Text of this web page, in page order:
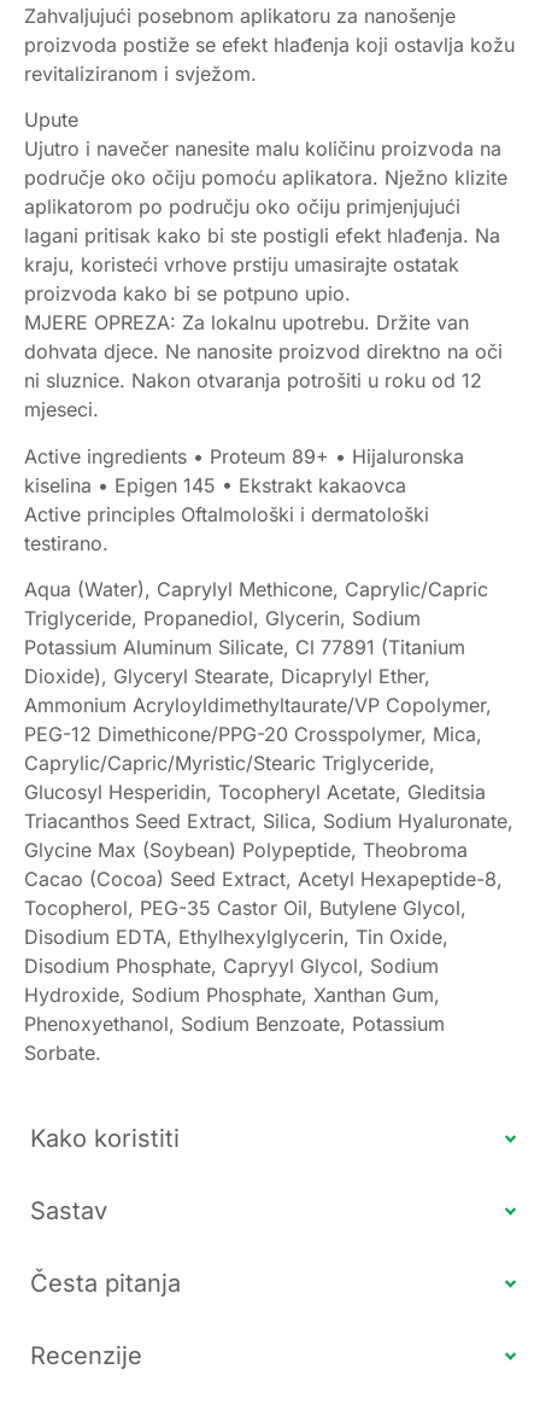
Zahvaljujući posebnom aplikatoru za nanošenje
proizvoda postiže se efekt hlađenja koji ostavlja kožu
revitaliziranom i svježom.
Upute
Ujutro i navečer nanesite malu količinu proizvoda na
područje oko očiju pomoću aplikatora. Nježno klizite
aplikatorom po području oko očiju primjenjujući
lagani pritisak kako bi ste postigli efekt hlađenja. Na
kraju, koristeći vrhove prstiju umasirajte ostatak
proizvoda kako bi se potpuno upio.
MJERE OPREZA: Za lokalnu upotrebu. Držite van
dohvata djece. Ne nanosite proizvod direktno na oči
ni sluznice. Nakon otvaranja potrošiti u roku od 12
mjeseci.
Active ingredients • Proteum 89+ • Hijaluronska
kiselina • Epigen 145 • Ekstrakt kakaovca
Active principles Oftalmološki i dermatološki
testirano.
Aqua (Water), Caprylyl Methicone, Caprylic/Capric
Triglyceride, Propanediol, Glycerin, Sodium
Potassium Aluminum Silicate, Cl 77891 (Titanium
Dioxide), Glyceryl Stearate, Dicaprylyl Ether,
Ammonium Acryloyldimethyltaurate/VP Copolymer,
PEG-12 Dimethicone/PPG-20 Crosspolymer, Mica,
Caprylic/Capric/Myristic/Stearic Triglyceride,
Glucosyl Hesperidin, Tocopheryl Acetate, Gleditsia
Triacanthos Seed Extract, Silica, Sodium Hyaluronate,
Glycine Max (Soybean) Polypeptide, Theobroma
Cacao (Cocoa) Seed Extract, Acetyl Hexapeptide-8,
Tocopherol, PEG-35 Castor Oil, Butylene Glycol,
Disodium EDTA, Ethylhexylglycerin, Tin Oxide,
Disodium Phosphate, Capryyl Glycol, Sodium
Hydroxide, Sodium Phosphate, Xanthan Gum,
Phenoxyethanol, Sodium Benzoate, Potassium
Sorbate.
Kako koristiti
Sastav
Česta pitanja
Recenzije